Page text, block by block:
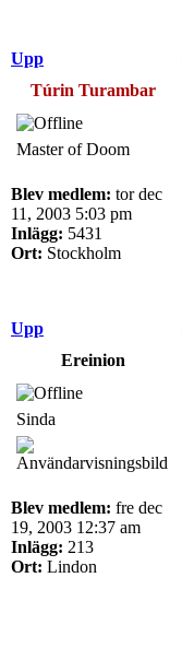
Upp
Túrin Turambar
Master of Doom
Blev medlem: tor dec
11, 2003 5:03 pm
Inlägg: 5431
Ort: Stockholm
Upp
Ereinion
Sinda
Blev medlem: fre dec
19, 2003 12:37 am
Inlägg: 213
Ort: Lindon